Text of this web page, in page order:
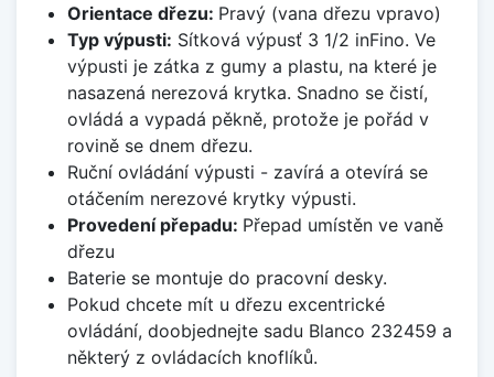
Orientace dřezu: Pravý (vana dřezu vpravo)
Typ výpusti: Sítková výpusť 3 1/2 inFino. Ve
výpusti je zátka z gumy a plastu, na které je
nasazená nerezová krytka. Snadno se čistí,
ovládá a vypadá pěkně, protože je pořád v
rovině se dnem dřezu.
Ruční ovládání výpusti - zavírá a otevírá se
otáčením nerezové krytky výpusti.
Provedení přepadu: Přepad umístěn ve vaně
dřezu
Baterie se montuje do pracovní desky.
Pokud chcete mít u dřezu excentrické
ovládání, doobjednejte sadu Blanco 232459 a
některý z ovládacích knoflíků.